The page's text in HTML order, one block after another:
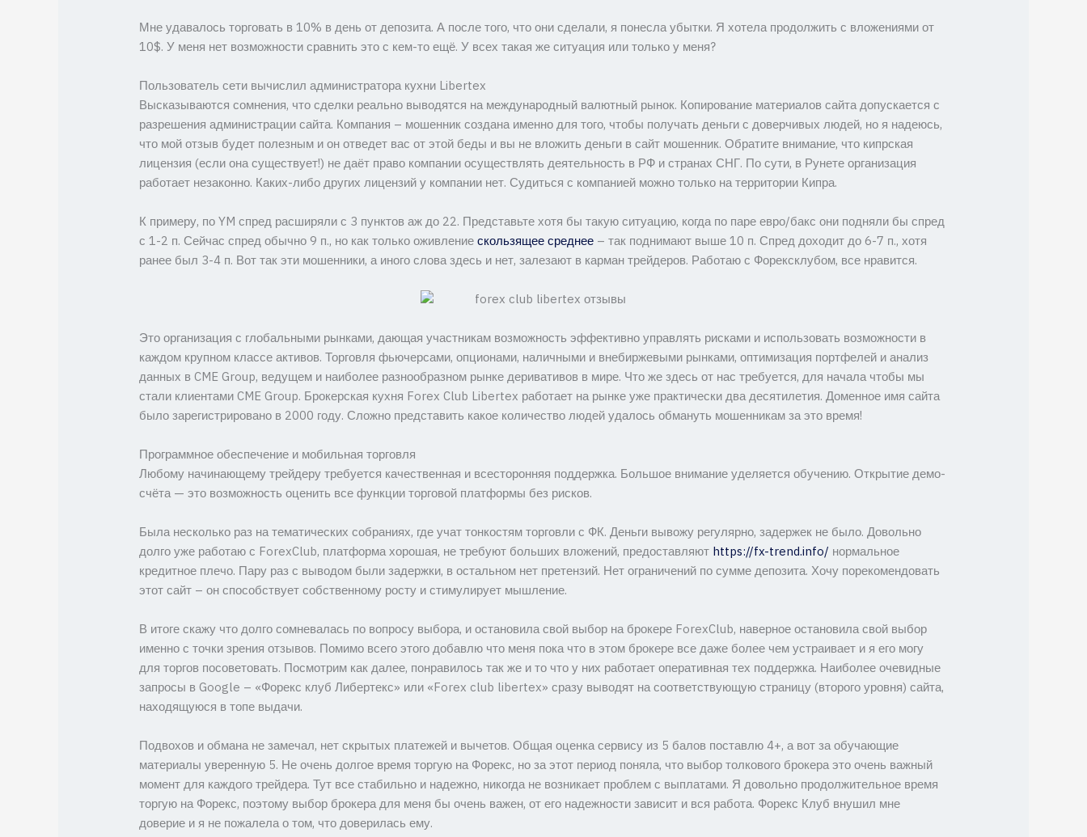
Мне удавалось торговать в 10% в день от депозита. А после того, что они сделали, я понесла убытки. Я хотела продолжить с вложениями от
10$. У меня нет возможности сравнить это с кем-то ещё. У всех такая же ситуация или только у меня?
Пользователь сети вычислил администратора кухни Libertex
Высказываются сомнения, что сделки реально выводятся на международный валютный рынок. Копирование материалов сайта допускается с
разрешения администрации сайта. Компания – мошенник создана именно для того, чтобы получать деньги с доверчивых людей, но я надеюсь,
что мой отзыв будет полезным и он отведет вас от этой беды и вы не вложить деньги в сайт мошенник. Обратите внимание, что кипрская
лицензия (если она существует!) не даёт право компании осуществлять деятельность в РФ и странах СНГ. По сути, в Рунете организация
работает незаконно. Каких-либо других лицензий у компании нет. Судиться с компанией можно только на территории Кипра.
К примеру, по YM спред расширяли с 3 пунктов аж до 22. Представьте хотя бы такую ситуацию, когда по паре евро/бакс они подняли бы спред
с 1-2 п. Сейчас спред обычно 9 п., но как только оживлениескользящее среднее – так поднимают выше 10 п. Спред доходит до 6-7 п., хотя
ранее был 3-4 п. Вот так эти мошенники, а иного слова здесь и нет, залезают в карман трейдеров. Работаю с Форексклубом, все нравится.
Это организация с глобальными рынками, дающая участникам возможность эффективно управлять рисками и использовать возможности в
каждом крупном классе активов. Торговля фьючерсами, опционами, наличными и внебиржевыми рынками, оптимизация портфелей и анализ
данных в CME Group, ведущем и наиболее разнообразном рынке деривативов в мире. Что же здесь от нас требуется, для начала чтобы мы
стали клиентами CME Group. Брокерская кухня Forex Club Libertex работает на рынке уже практически два десятилетия. Доменное имя сайта
было зарегистрировано в 2000 году. Сложно представить какое количество людей удалось обмануть мошенникам за это время!
Программное обеспечение и мобильная торговля
Любому начинающему трейдеру требуется качественная и всесторонняя поддержка. Большое внимание уделяется обучению. Открытие демо-
счёта — это возможность оценить все функции торговой платформы без рисков.
Была несколько раз на тематических собраниях, где учат тонкостям торговли с ФК. Деньги вывожу регулярно, задержек не было. Довольно
долго уже работаю с ForexClub, платформа хорошая, не требуют больших вложений, предоставляют https://fx-trend.info/ нормальное
кредитное плечо. Пару раз с выводом были задержки, в остальном нет претензий. Нет ограничений по сумме депозита. Хочу порекомендовать
этот сайт – он способствует собственному росту и стимулирует мышление.
В итоге скажу что долго сомневалась по вопросу выбора, и остановила свой выбор на брокере ForexClub, наверное остановила свой выбор
именно с точки зрения отзывов. Помимо всего этого добавлю что меня пока что в этом брокере все даже более чем устраивает и я его могу
для торгов посоветовать. Посмотрим как далее, понравилось так же и то что у них работает оперативная тех поддержка. Наиболее очевидные
запросы в Google – «Форекс клуб Либертекс» или «Forex club libertex» сразу выводят на соответствующую страницу (второго уровня) сайта,
находящуюся в топе выдачи.
Подвохов и обмана не замечал, нет скрытых платежей и вычетов. Общая оценка сервису из 5 балов поставлю 4+, а вот за обучающие
материалы уверенную 5. Не очень долгое время торгую на Форекс, но за этот период поняла, что выбор толкового брокера это очень важный
момент для каждого трейдера. Тут все стабильно и надежно, никогда не возникает проблем с выплатами. Я довольно продолжительное время
торгую на Форекс, поэтому выбор брокера для меня бы очень важен, от его надежности зависит и вся работа. Форекс Клуб внушил мне
доверие и я не пожалела о том, что доверилась ему.